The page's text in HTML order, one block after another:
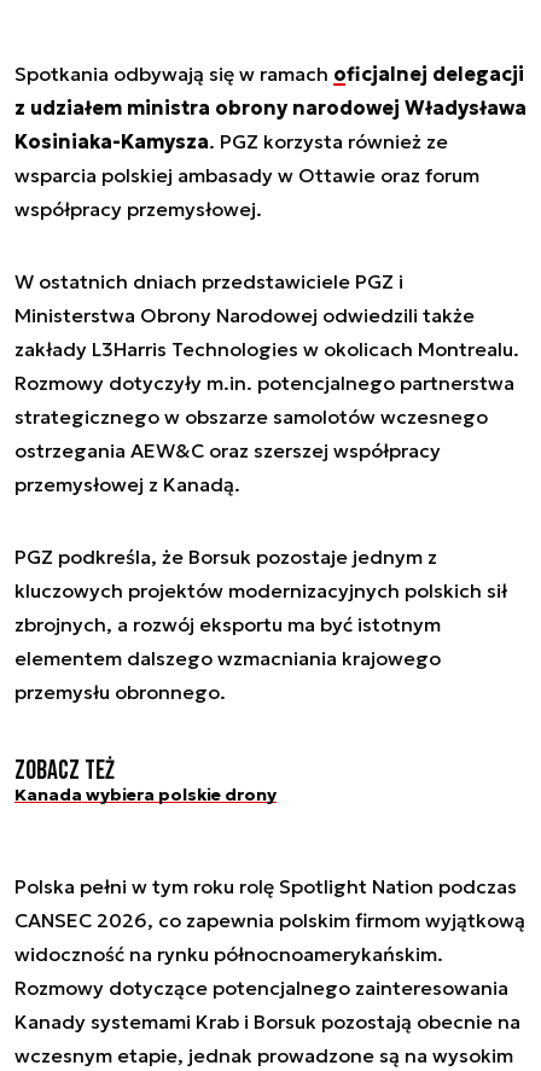
Spotkania odbywają się w ramach oficjalnej delegacji
z udziałem ministra obrony narodowej Władysława
Kosiniaka-Kamysza. PGZ korzysta również ze
wsparcia polskiej ambasady w Ottawie oraz forum
współpracy przemysłowej.
W ostatnich dniach przedstawiciele PGZ i
Ministerstwa Obrony Narodowej odwiedzili także
zakłady L3Harris Technologies w okolicach Montrealu.
Rozmowy dotyczyły m.in. potencjalnego partnerstwa
strategicznego w obszarze samolotów wczesnego
ostrzegania AEW&C oraz szerszej współpracy
przemysłowej z Kanadą.
PGZ podkreśla, że Borsuk pozostaje jednym z
kluczowych projektów modernizacyjnych polskich sił
zbrojnych, a rozwój eksportu ma być istotnym
elementem dalszego wzmacniania krajowego
przemysłu obronnego.
Zobacz też
Kanada wybiera polskie drony
Polska pełni w tym roku rolę Spotlight Nation podczas
CANSEC 2026, co zapewnia polskim firmom wyjątkową
widoczność na rynku północnoamerykańskim.
Rozmowy dotyczące potencjalnego zainteresowania
Kanady systemami Krab i Borsuk pozostają obecnie na
wczesnym etapie, jednak prowadzone są na wysokim